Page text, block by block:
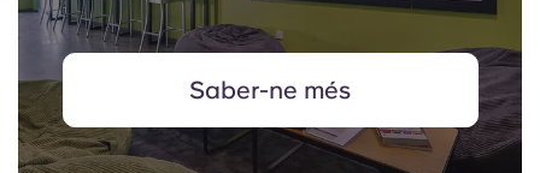
Saber-ne més